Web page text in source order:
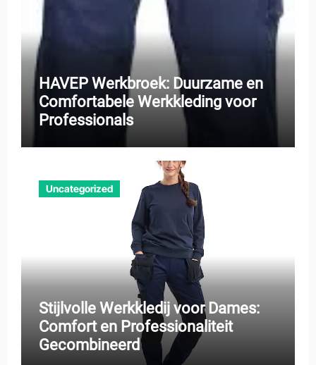
HAVEP Werkbroek: Duurzame en
Comfortabele Werkkleding voor
Professionals
Uncategorized
Stijlvolle Werkkledij voor Dames:
Comfort en Professionaliteit
Gecombineerd